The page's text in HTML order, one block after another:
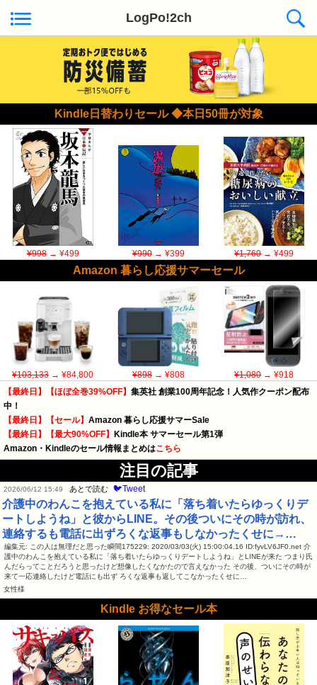
LogPo!2ch
Kindle日替わりセール ◆本日50冊が対象
¥998→ ¥499 ¥990→ ¥399 ¥1,760→ ¥499
Amazon 暮らし応援サマーセール
¥103,133→ ¥84,800 ¥898→ ¥808 ¥1,080→ ¥918
【最終日】【ほぼ全巻39%OFF】 集英社 創業100周年記念！人気作クーポン配布
中！
【最終日】【セール】 Amazon 暮らし応援サマーSale
【最終日】【最大90%OFF】
Kindle本 サマーセール第1弾
Amazon・Kindleのセール情報まとめはこちら
注目の記事
2026/06/12 15:49 あとで読む 🐦Tweet
介護中のわんこを抱えている私に「落ち着いたらゆっくりデ
ートしようね」と彼からLINE。その後ついにその時が訪れ、
連絡するも電話に出ずろくな返事もしなかったくせに→…
編集元: この人は無理だと思った瞬間175229: 2020/03/03(火) 15:00:04.16 ID:fyvLV6JF0.net 介
護中のわんこを抱えている私に「落ち着いたらゆっくりデートしようね」とLINEが来た つまり氏
んだらってことだろうと思ったけど想像したくなかたので言えなかった その後、ついにその時が
来て一応連絡したけど電話にも出ず ろくな返事も返してこなかったくせに…
女性様
Kindle お得なセール本